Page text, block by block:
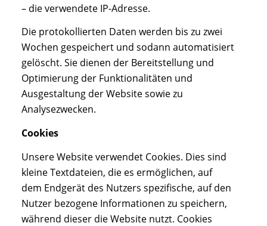
– die verwendete IP-Adresse.
Die protokollierten Daten werden bis zu zwei
Wochen gespeichert und sodann automatisiert
gelöscht. Sie dienen der Bereitstellung und
Optimierung der Funktionalitäten und
Ausgestaltung der Website sowie zu
Analysezwecken.
Cookies
Unsere Website verwendet Cookies. Dies sind
kleine Textdateien, die es ermöglichen, auf
dem Endgerät des Nutzers spezifische, auf den
Nutzer bezogene Informationen zu speichern,
während dieser die Website nutzt. Cookies